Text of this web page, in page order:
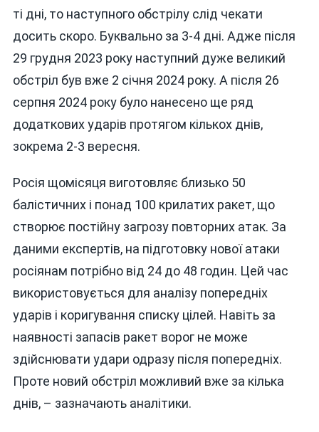
ті дні, то наступного обстрілу слід чекати
досить скоро. Буквально за 3-4 дні. Адже після
29 грудня 2023 року наступний дуже великий
обстріл був вже 2 січня 2024 року. А після 26
серпня 2024 року було нанесено ще ряд
додаткових ударів протягом кількох днів,
зокрема 2-3 вересня.
Росія щомісяця виготовляє близько 50
балістичних і понад 100 крилатих ракет, що
створює постійну загрозу повторних атак. За
даними експертів, на підготовку нової атаки
росіянам потрібно від 24 до 48 годин. Цей час
використовується для аналізу попередніх
ударів і коригування списку цілей. Навіть за
наявності запасів ракет ворог не може
здійснювати удари одразу після попередніх.
Проте новий обстріл можливий вже за кілька
днів, – зазначають аналітики.